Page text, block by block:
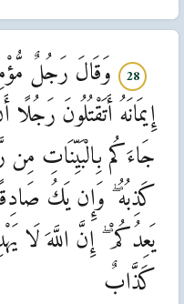
28
وَقَالَ رَجُلٌ
إِيمَانَهُ أَتَقْتُلُونَ
جَاءَكُم بِالْبَيِّنَاتِ
كَذِبُهُ ۖ وَإِن يَكُ
يَعِدُكُمْ ۖ إِنَّ اللَّهَ
كَذَّابٌ